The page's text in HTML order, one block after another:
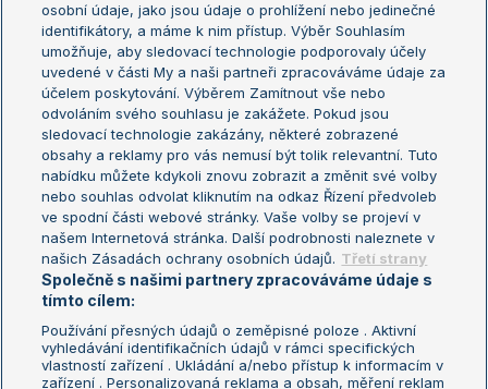
Žebříček WTA (ženy)
Sázkařský žebříček
French Open
Wimbledon
US Open
Turnaj mistrů
Turnaj mistryň
Aktualní trendy
Fotbalové přestupy
Livesport Daily
LS Prague Open
Podmínky užití
Nastavení soukromí
osobní údaje, jako jsou údaje o prohlížení nebo jedinečné
identifikátory, a máme k nim přístup. Výběr Souhlasím
umožňuje, aby sledovací technologie podporovaly účely
uvedené v části My a naši partneři zpracováváme údaje za
účelem poskytování. Výběrem Zamítnout vše nebo
odvoláním svého souhlasu je zakážete. Pokud jsou
sledovací technologie zakázány, některé zobrazené
obsahy a reklamy pro vás nemusí být tolik relevantní. Tuto
nabídku můžete kdykoli znovu zobrazit a změnit své volby
nebo souhlas odvolat kliknutím na odkaz Řízení předvoleb
ve spodní části webové stránky. Vaše volby se projeví v
našem Internetová stránka. Další podrobnosti naleznete v
našich Zásadách ochrany osobních údajů. Třetí strany
Společně s našimi partnery zpracováváme údaje s
tímto cílem:
Používání přesných údajů o zeměpisné poloze . Aktivní
vyhledávání identifikačních údajů v rámci specifických
vlastností zařízení . Ukládání a/nebo přístup k informacím v
zařízení . Personalizovaná reklama a obsah, měření reklam